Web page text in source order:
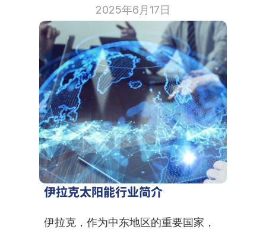
2025年6月17日
伊拉克太阳能行业简介
伊拉克，作为中东地区的重要国家，